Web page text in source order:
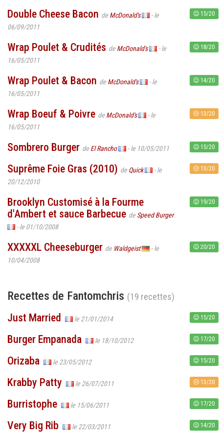
Double Cheese Bacon de McDonald's
- le
06/09/2011
15/20
Wrap Poulet & Crudités de McDonald's
- le
16/05/2011
18/20
Wrap Poulet & Bacon de McDonald's
- le
16/05/2011
14/20
Wrap Boeuf & Poivre de McDonald's
- le
16/05/2011
13/20
Sombrero Burger de El Rancho - le 10/05/2011 15/20
Suprême Foie Gras (2010) de Quick
- le
20/12/2010
13/20
Brooklyn Customisé à la Fourme
d'Ambert et sauce Barbecue de Speed Burger
- le 01/10/2008
19/20
XXXXXL Cheeseburger de Waldgeist
- le
10/04/2008
20/20
Recettes de Fantomchris (19 recettes)
Just Married le 21/01/2014 15/20
Burger Empanada le 18/10/2012 17/20
Orizaba le 23/05/2012 15/20
Krabby Patty le 26/07/2011 13/20
Burristophe le 15/06/2011 17/20
Very Big Rib le 22/03/2011 14/20